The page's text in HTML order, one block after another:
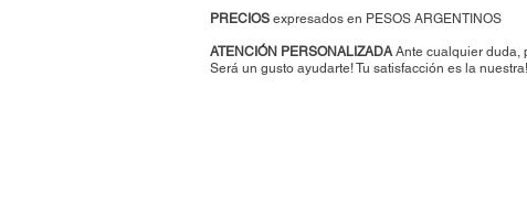
PRECIOS expresados en PESOS ARGENTINOS
ATENCIÓN PERSONALIZADAAnte cualquier duda,
Será un gusto ayudarte!Tu satisfacción es la nuestra!